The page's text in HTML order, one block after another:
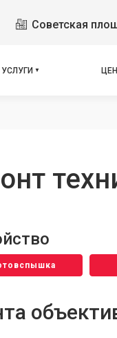
Советская
УСЛУГИ